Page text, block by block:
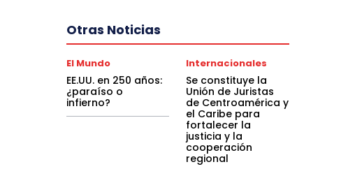
Otras Noticias
El Mundo
EE.UU. en 250 años:
¿paraíso o
infierno?
Internacionales
Se constituye la
Unión de Juristas
de Centroamérica y
el Caribe para
fortalecer la
justicia y la
cooperación
regional